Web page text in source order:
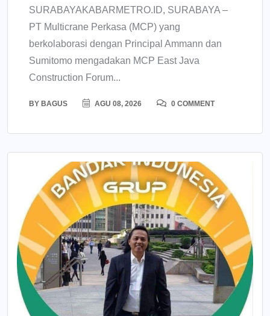
SURABAYAKABARMETRO.ID, SURABAYA –
PT Multicrane Perkasa (MCP) yang
berkolaborasi dengan Principal Ammann dan
Sumitomo mengadakan MCP East Java
Construction Forum...
BY BAGUS AGU 08, 2026 0 COMMENT